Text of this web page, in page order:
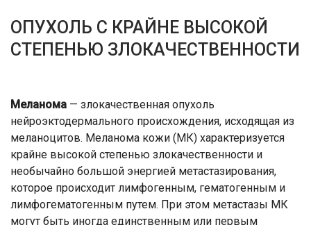
ОПУХОЛЬ С КРАЙНЕ ВЫСОКОЙ
СТЕПЕНЬЮ ЗЛОКАЧЕСТВЕННОСТИ
Меланома — злокачественная опухоль
нейроэктодермального происхождения, исходящая из
меланоцитов. Меланома кожи (МК) характеризуется
крайне высокой степенью злокачественности и
необычайно большой энергией метастазирования,
которое происходит лимфогенным, гематогенным и
лимфогематогенным путем. При этом метастазы МК
могут быть иногда единственным или первым